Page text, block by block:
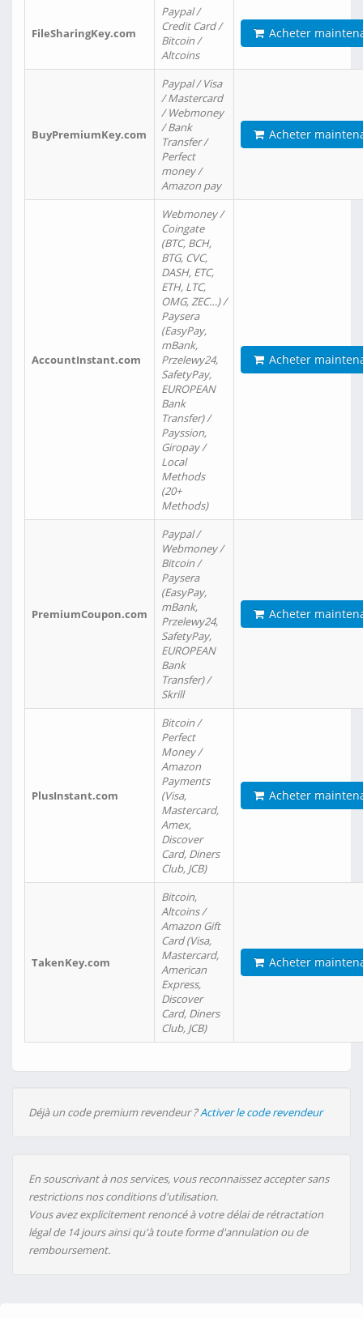
FileSharingKey.com
Paypal /
Credit Card /
Bitcoin /
Altcoins
Acheter
BuyPremiumKey.com
Paypal / Visa
/ Mastercard
/ Webmoney
/ Bank
Transfer /
Perfect
money /
Amazon pay
Acheter
AccountInstant.com
Webmoney /
Coingate
(BTC, BCH,
BTG, CVC,
DASH, ETC,
ETH, LTC,
OMG, ZEC…) /
Paysera
(EasyPay,
mBank,
Przelewy24,
SafetyPay,
EUROPEAN
Bank
Transfer) /
Payssion,
Giropay /
Local
Methods
(20+
Methods)
Acheter
PremiumCoupon.com
Paypal /
Webmoney /
Bitcoin /
Paysera
(EasyPay,
mBank,
Przelewy24,
SafetyPay,
EUROPEAN
Bank
Transfer) /
Skrill
Acheter
PlusInstant.com
Bitcoin /
Perfect
Money /
Amazon
Payments
(Visa,
Mastercard,
Amex,
Discover
Card, Diners
Club, JCB)
Acheter
TakenKey.com
Bitcoin,
Altcoins /
Amazon Gift
Card (Visa,
Mastercard,
American
Express,
Discover
Card, Diners
Club, JCB)
Acheter
Déjà un code premium revendeur ?Activer le code revendeur
En souscrivant à nos services, vous reconnaissez accepter sans
restrictions nos conditions d'utilisation.
Vous avez explicitement renoncé à votre délai de rétractation
légal de 14 jours ainsi qu'à toute forme d'annulation ou de
remboursement.